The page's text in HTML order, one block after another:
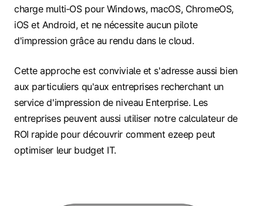
charge multi‑OS pour Windows, macOS, ChromeOS,
iOS et Android, et ne nécessite aucun pilote
d'impression grâce au rendu dans le cloud.
Cette approche est conviviale et s'adresse aussi bien
aux particuliers qu'aux entreprises recherchant un
service d'impression de niveau Enterprise. Les
entreprises peuvent aussi utiliser notre calculateur de
ROI rapide pour découvrir comment ezeep peut
optimiser leur budget IT.